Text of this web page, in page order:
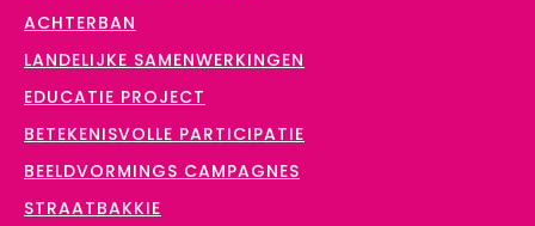
ACHTERBAN
LANDELIJKE SAMENWERKINGEN
EDUCATIE PROJECT
BETEKENISVOLLE PARTICIPATIE
BEELDVORMINGS CAMPAGNES
STRAATBAKKIE